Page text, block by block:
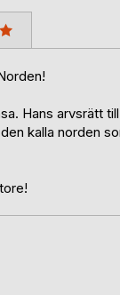
Hans arvsrätt till
kalla norden